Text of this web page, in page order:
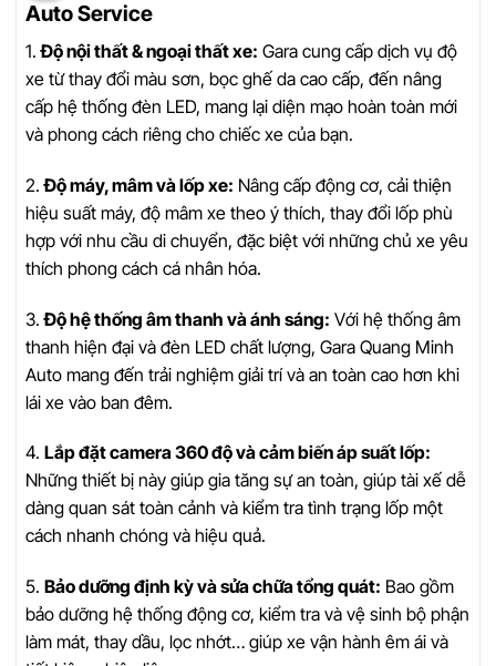
Auto Service
1.Độ nội thất & ngoại thất xe: Gara cung cấp dịch vụ độ
xe từ thay đổi màu sơn, bọc ghế da cao cấp, đến nâng
cấp hệ thống đèn LED, mang lại diện mạo hoàn toàn mới
và phong cách riêng cho chiếc xe của bạn.
2.Độ máy, mâm và lốp xe: Nâng cấp động cơ, cải thiện
hiệu suất máy, độ mâm xe theo ý thích, thay đổi lốp phù
hợp với nhu cầu di chuyển, đặc biệt với những chủ xe yêu
thích phong cách cá nhân hóa.
3.Độ hệ thống âm thanh và ánh sáng: Với hệ thống âm
thanh hiện đại và đèn LED chất lượng, Gara Quang Minh
Auto mang đến trải nghiệm giải trí và an toàn cao hơn khi
lái xe vào ban đêm.
4. Lắp đặt camera 360 độ và cảm biến áp suất lốp:
Những thiết bị này giúp gia tăng sự an toàn, giúp tài xế dễ
dàng quan sát toàn cảnh và kiểm tra tình trạng lốp một
cách nhanh chóng và hiệu quả.
5. Bảo dưỡng định kỳ và sửa chữa tổng quát: Bao gồm
bảo dưỡng hệ thống động cơ, kiểm tra và vệ sinh bộ phận
làm mát, thay dầu, lọc nhớt… giúp xe vận hành êm ái và